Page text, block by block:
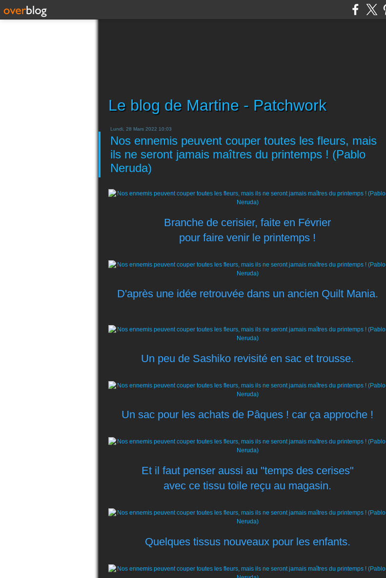
Le blog de Martine - Patchwork
Lundi, 28 Mars 2022 10:03
Nos ennemis peuvent couper toutes les fleurs, mais
ils ne seront jamais maîtres du printemps ! (Pablo
Neruda)
Branche de cerisier, faite en Février
pour faire venir le printemps !
D'après une idée retrouvée dans un ancien Quilt Mania.
Un peu de Sashiko revisité en sac et trousse.
Un sac pour les achats de Pâques ! car ça approche !
Et il faut penser aussi au "temps des cerises"
avec ce tissu toile reçu au magasin.
Quelques tissus nouveaux pour les enfants.